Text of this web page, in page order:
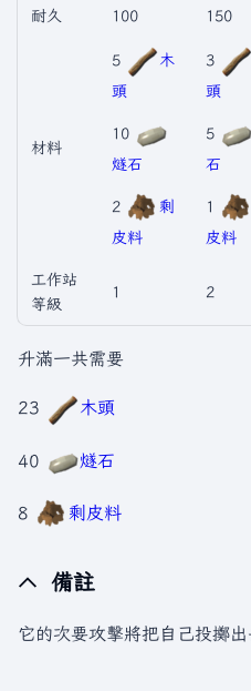
耐久 100 150
材料
5
木
頭
10
燧石
2
剩
皮料
3
頭
5
石
1
皮料
工作站
等級
1 2
升滿一共需要
23 木頭
40 燧石
8 剩皮料
備註
它的次要攻擊將把自己投擲